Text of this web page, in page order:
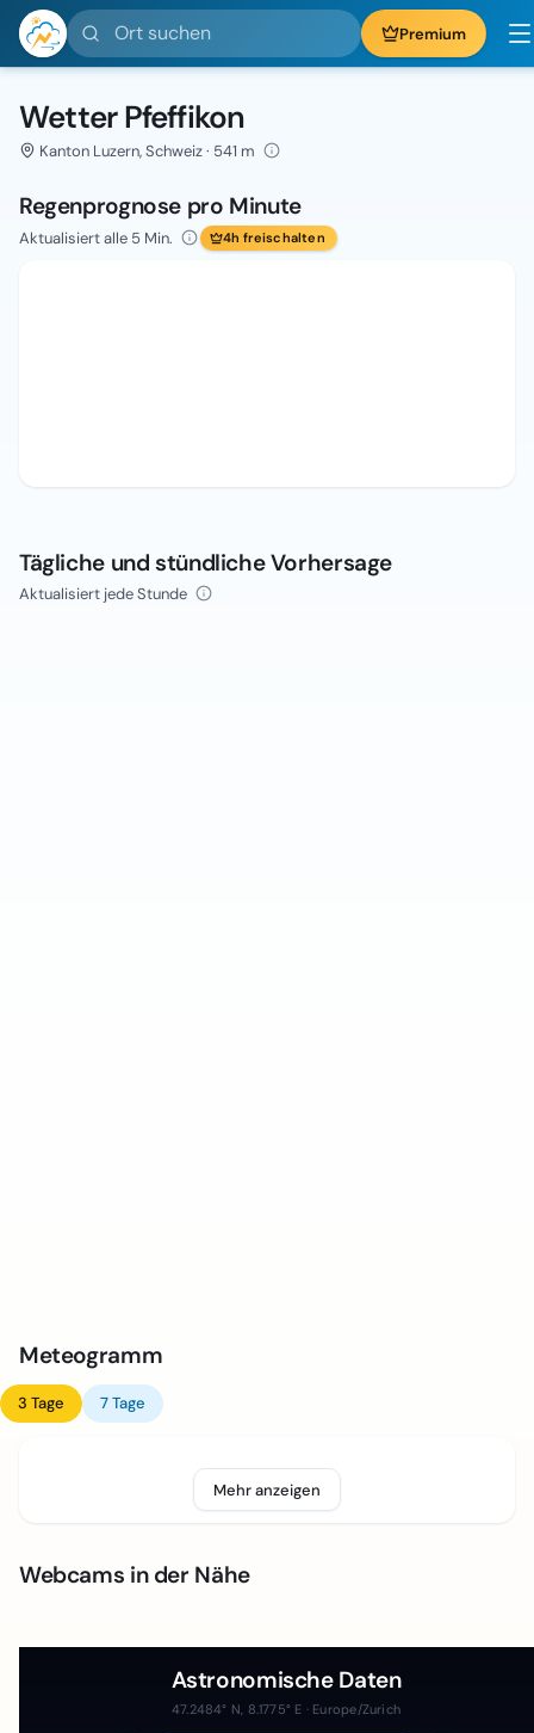
Ort suchen Premium
Wetter Pfeffikon
Kanton Luzern, Schweiz · 541 m
Regenprognose pro Minute
Aktualisiert alle 5 Min. 4h freischalten
Tägliche und stündliche Vorhersage
Aktualisiert jede Stunde
Meteogramm
3 Tage 7 Tage
Mehr anzeigen
Webcams in der Nähe
Astronomische Daten
47.2484° N, 8.1775° E · Europe/Zurich